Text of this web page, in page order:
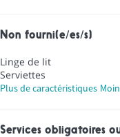
Non fourni(e/es/s)
Linge de lit
Serviettes
Plus de caractéristiques
Services obligatoires